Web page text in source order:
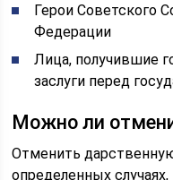
Герои Советского
Федерации
Лица, получившие
заслуги перед
Можно ли
Отменить
определенных